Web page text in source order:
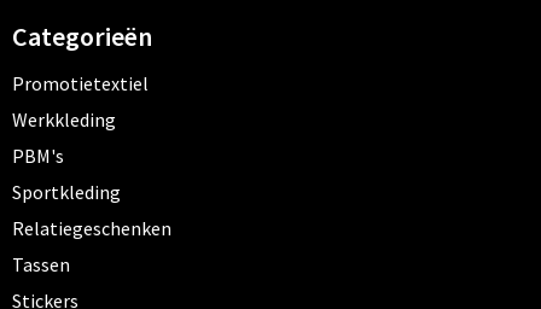
Categorieën
Promotietextiel
Werkkleding
PBM's
Sportkleding
Relatiegeschenken
Tassen
Stickers